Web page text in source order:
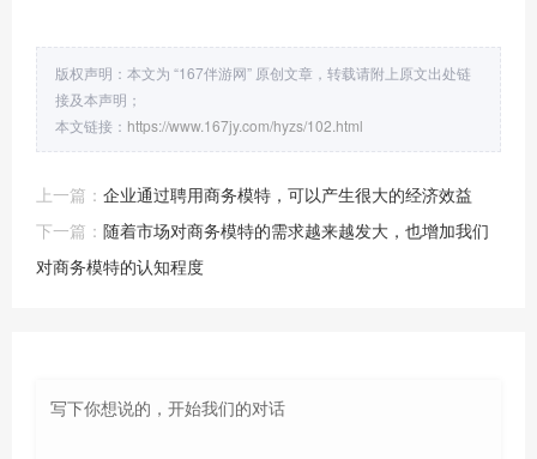
版权声明：本文为 “167伴游网” 原创文章，转载请附上原文出处链
接及本声明；
本文链接： https://www.167jy.com/hyzs/102.html
上一篇： 企业通过聘用商务模特，可以产生很大的经济效益
下一篇： 随着市场对商务模特的需求越来越发大，也增加我们
对商务模特的认知程度